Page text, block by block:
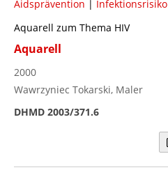
Aidsprävention | Infektionsrisiko
Aquarell zum Thema HIV
Aquarell
2000
Wawrzyniec Tokarski, Maler
DHMD 2003/371.6